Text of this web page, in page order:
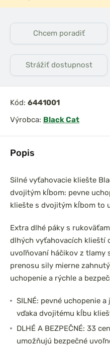
Popis
Silné vyťahovacie kliešte
dvojitým kĺbom: pevne
kliešte s dvojitým kĺbom to
Extra dlhé páky s
dlhých vyťahovacích klieští
uvoľňovaní háčikov z tlamy
prenosu sily mierne
uchopenie a rýchle a
SILNÉ: pevné uchopenie
vďaka dvojitému kĺbu
DLHÉ A BEZPEČNÉ: 33
umožňujú bezpečné
Chcem poradiť
Strážiť dostupnost
Kód: 6441001
Výrobca: Black Cat